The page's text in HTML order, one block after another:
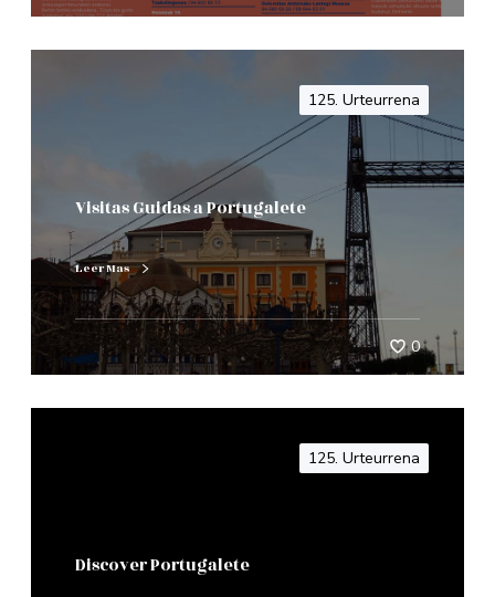
125. Urteurrena
Visitas Guidas a Portugalete
Leer Mas
0
125. Urteurrena
Discover Portugalete